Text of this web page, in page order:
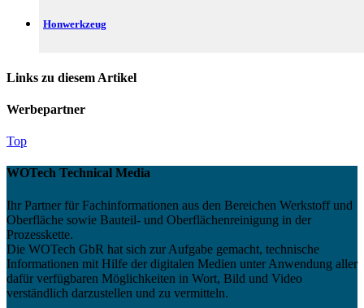
Honwerkzeug
Links zu diesem Artikel
Werbepartner
Top
WOTech Technical Media
Ihr Partner für Fachinformationen aus den Bereichen Werkstoff und
Oberfläche sowie Bauteil- und Oberflächenreinigung in der
Prozesskette.
Die WOTech GbR hat sich zur Aufgabe gemacht, technische
Informationen mit Hilfe der digitalen Medien unter Anwendung aller
dafür verfügbaren Möglichkeiten in Wort, Bild und Video
verständlich darzustellen und zu vermitteln.